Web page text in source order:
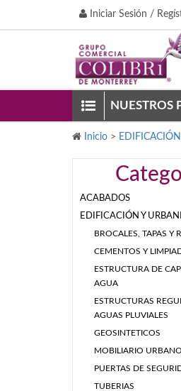
Iniciar Sesión /
NUESTROS
Inicio >
ACABADOS
EDIFICACIÓN Y
BROCALES, TAPAS Y
CEMENTOS Y
ESTRUCTURA DE
AGUA
ESTRUCTURAS
AGUAS PLUVIALES
GEOSINTETICOS
MOBILIARIO URBANO
PUERTAS DE
TUBERIAS